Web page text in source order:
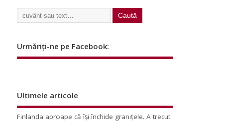
Urmăriți-ne pe Facebook:
Ultimele articole
Finlanda aproape că își închide granițele. A trecut